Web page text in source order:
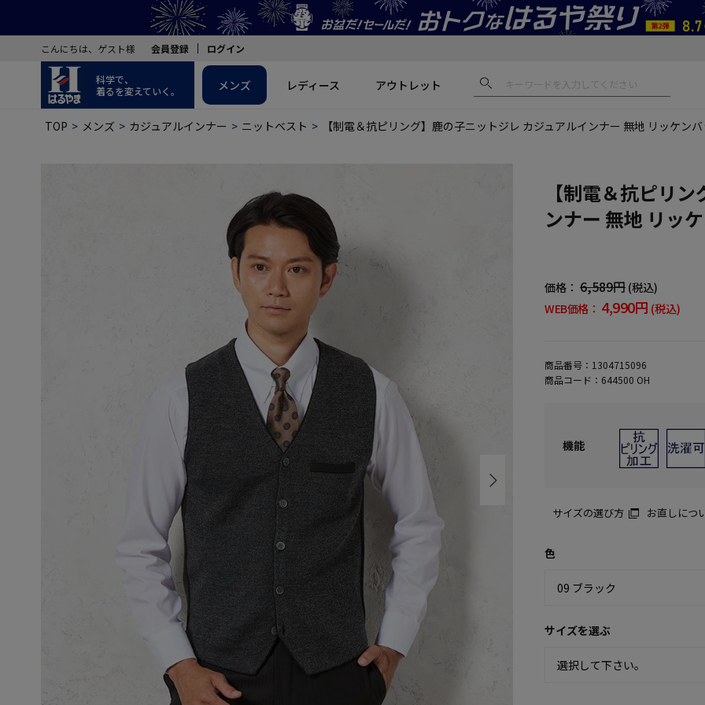
こんにちは、ゲスト様 会員登録 ログイン
科学で、
着るを変えていく。
メンズ レディース アウトレット
TOP メンズ カジュアルインナー ニットベスト 【制電＆抗ピリング】鹿の子ニットジレ カジュアルインナー 無地 リッケン
【制電＆抗ピリ
ンナー 無地 リッ
価格： 6,589円 (税込)
WEB価格： 4,990円 (税込)
商品番号： 1304715096
商品コード： 644500 OH
機能
サイズの選び方 お直しにつ
色
サイズを選ぶ